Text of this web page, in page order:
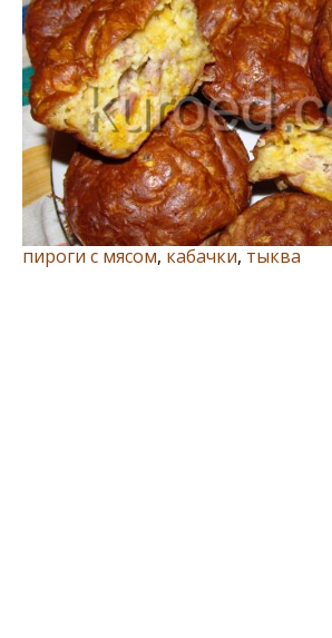
пироги с мясом, кабачки, тыква